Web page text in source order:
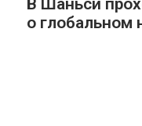
В Шаньси
о глобальном